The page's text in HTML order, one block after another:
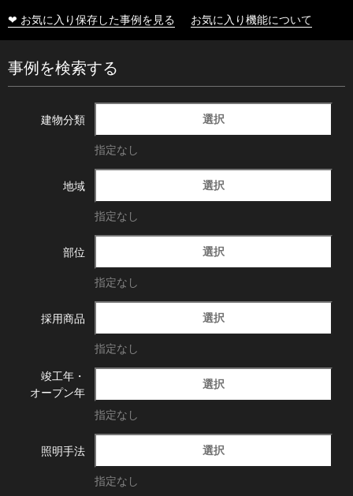
❤ お気に入り保存した事例を見る お気に入り機能について
事例を検索する
建物分類 選択
指定なし
地域 選択
指定なし
部位 選択
指定なし
採用商品 選択
指定なし
竣工年・
オープン年
選択
指定なし
照明手法 選択
指定なし